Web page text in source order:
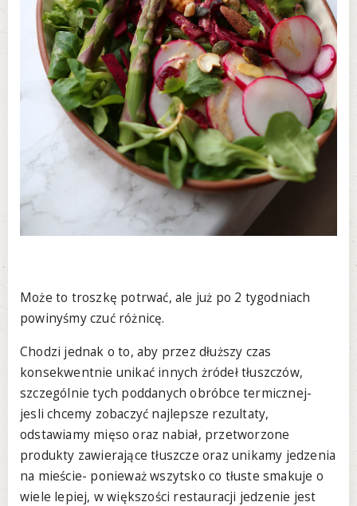
Może to troszkę potrwać, ale już po 2 tygodniach
powinyśmy czuć różnicę.
Chodzi jednak o to, aby przez dłuższy czas
konsekwentnie unikać innych żródeł tłuszczów,
szczególnie tych poddanych obróbce termicznej-
jesli chcemy zobaczyć najlepsze rezultaty,
odstawiamy mięso oraz nabiał, przetworzone
produkty zawierające tłuszcze oraz unikamy jedzenia
na mieście- ponieważ wszytsko co tłuste smakuje o
wiele lepiej, w większości restauracji jedzenie jest